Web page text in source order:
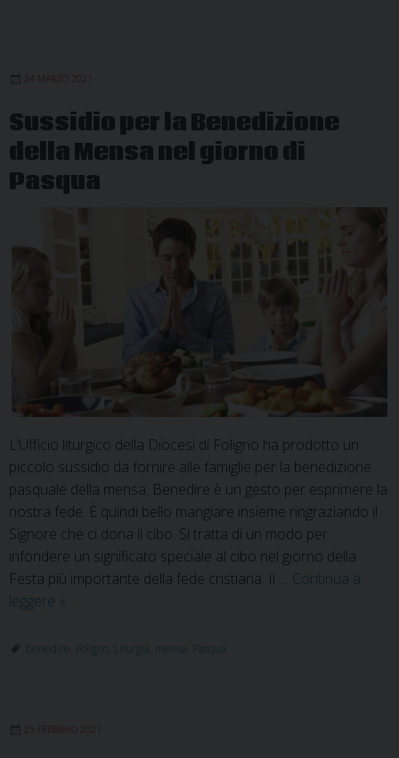
24 MARZO 2021
Sussidio per la Benedizione
della Mensa nel giorno di
Pasqua
L’Ufficio liturgico della Diocesi di Foligno ha prodotto un
piccolo sussidio da fornire alle famiglie per la benedizione
pasquale della mensa. Benedire è un gesto per esprimere la
nostra fede. È quindi bello mangiare insieme ringraziando il
Signore che ci dona il cibo. Si tratta di un modo per
infondere un significato speciale al cibo nel giorno della
Festa più importante della fede cristiana. Il … Continua a
leggere Sussidio
la
nel
»
benedire Foligno Liturgia mensa Pasqua
25 FEBBRAIO 2021